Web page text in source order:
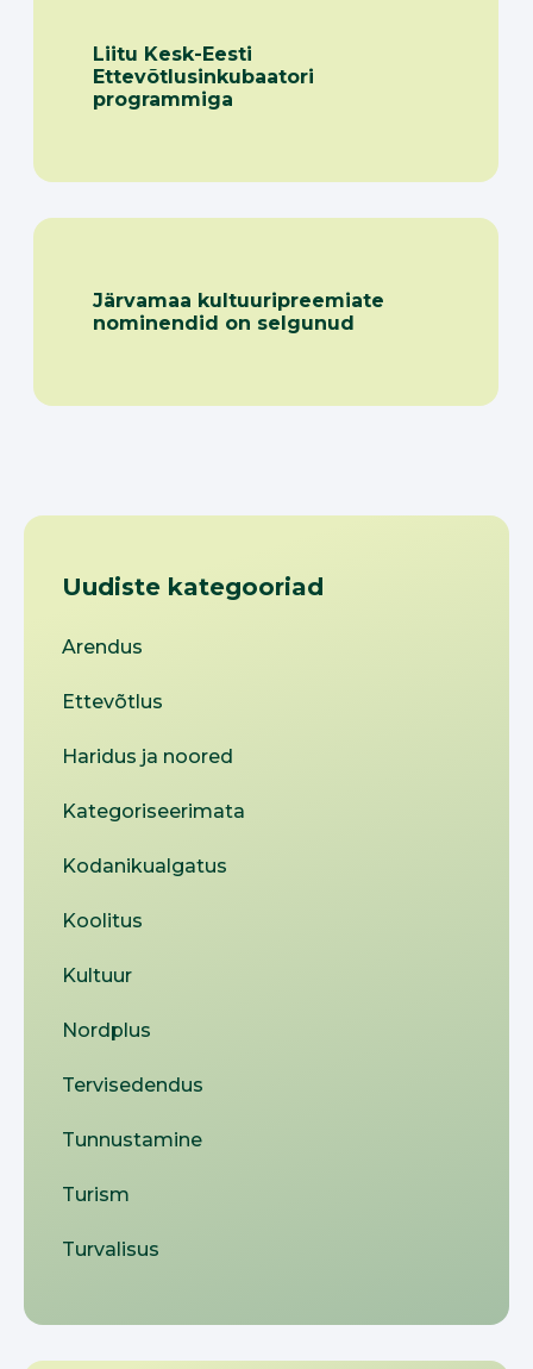
Liitu Kesk-Eesti
Ettevõtlusinkubaatori
programmiga
Järvamaa kultuuripreemiate
nominendid on selgunud
Uudiste kategooriad
Arendus
Ettevõtlus
Haridus ja noored
Kategoriseerimata
Kodanikualgatus
Koolitus
Kultuur
Nordplus
Tervisedendus
Tunnustamine
Turism
Turvalisus